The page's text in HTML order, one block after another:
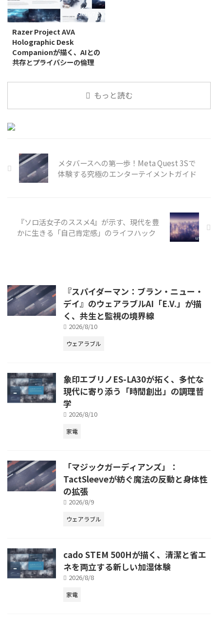
XGIMI（エクスジミー）から2025
年10月23日に発売された2026/7/3
Razer Project AVA
Holographic Desk
Companionが描く、AIとの
共存とプライバシーの倫理
生活に深く浸透し、その進化はと
どまることを知りません。特に注
つかのように振る舞う「AIコンパ
ニオン」の登場です。こうしたデ
もっと読む
メタバースへの第一歩！Meta Quest 3Sで
体験する究極のエンターテイメントガイド
『ソロ活女子のススメ4』が示す、現代を豊
かに生きる「自己肯定感」のライフハック
『スパイダーマン：ブラン・ニュー・
デイ』のウェアラブルAI「E.V.」が描
く、共生と監視の境界線
2026/8/10
ウェアラブル
象印エブリノES-LA30が拓く、多忙な
現代に寄り添う「時間創出」の調理哲
学
2026/8/10
家電
「マジックガーディアンズ」：
TactSleeveが紡ぐ魔法の反動と身体性
の拡張
2026/8/9
ウェアラブル
cado STEM 500Hが描く、清潔と省エ
ネを両立する新しい加湿体験
2026/8/8
家電